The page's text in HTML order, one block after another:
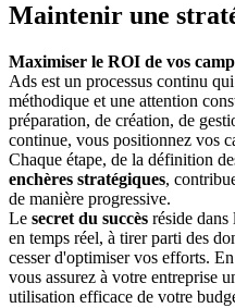
Maintenir une
Maximiser le ROI de vos
Ads est un processus continu
méthodique et une attention
préparation, de création, de
continue, vous positionnez vos
Chaque étape, de la définition
enchères stratégiques,
de manière progressive.
Le secret du succès réside dans
en temps réel, à tirer parti des
cesser d'optimiser vos efforts.
vous assurez à votre entreprise
utilisation efficace de votre